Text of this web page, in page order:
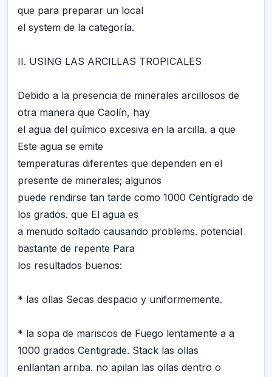
que para preparar un local
el system de la categoría.
II. USING LAS ARCILLAS TROPICALES
Debido a la presencia de minerales arcillosos de
otra manera que Caolín, hay
el agua del químico excesiva en la arcilla. a que
Este agua se emite
temperaturas diferentes que dependen en el
presente de minerales; algunos
puede rendirse tan tarde como 1000 Centígrado de
los grados. que El agua es
a menudo soltado causando problems. potencial
bastante de repente Para
los resultados buenos:
* las ollas Secas despacio y uniformemente.
* la sopa de mariscos de Fuego lentamente a a
1000 grados Centigrade. Stack las ollas
enllantan arriba. no apilan las ollas dentro o